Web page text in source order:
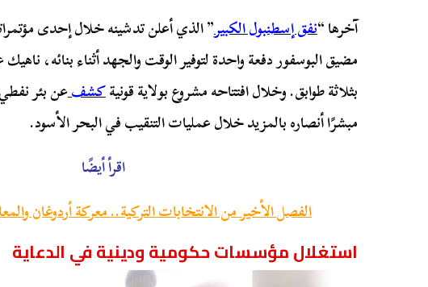
آخرها “نفق إسطنبول الكبير” الذي أعلن تدشينه خلال إحدى
مضيق البوسفور دفعة واحدة لتوفير الوقت والجهد أثناء بنائه،
بثلاثة طوابق. وخلال افتتاحه مشروع بولاية قونيةكشف
مبشرًا أنصاره بالمزيد خلال عمليات التنقيب في البحر الأسود.
اقرأ أيضًا
الفصل الأخير من الانتخابات التركية.. معركة أردوغان
استغلال مؤسسات حكومية ودينية في الدعاية